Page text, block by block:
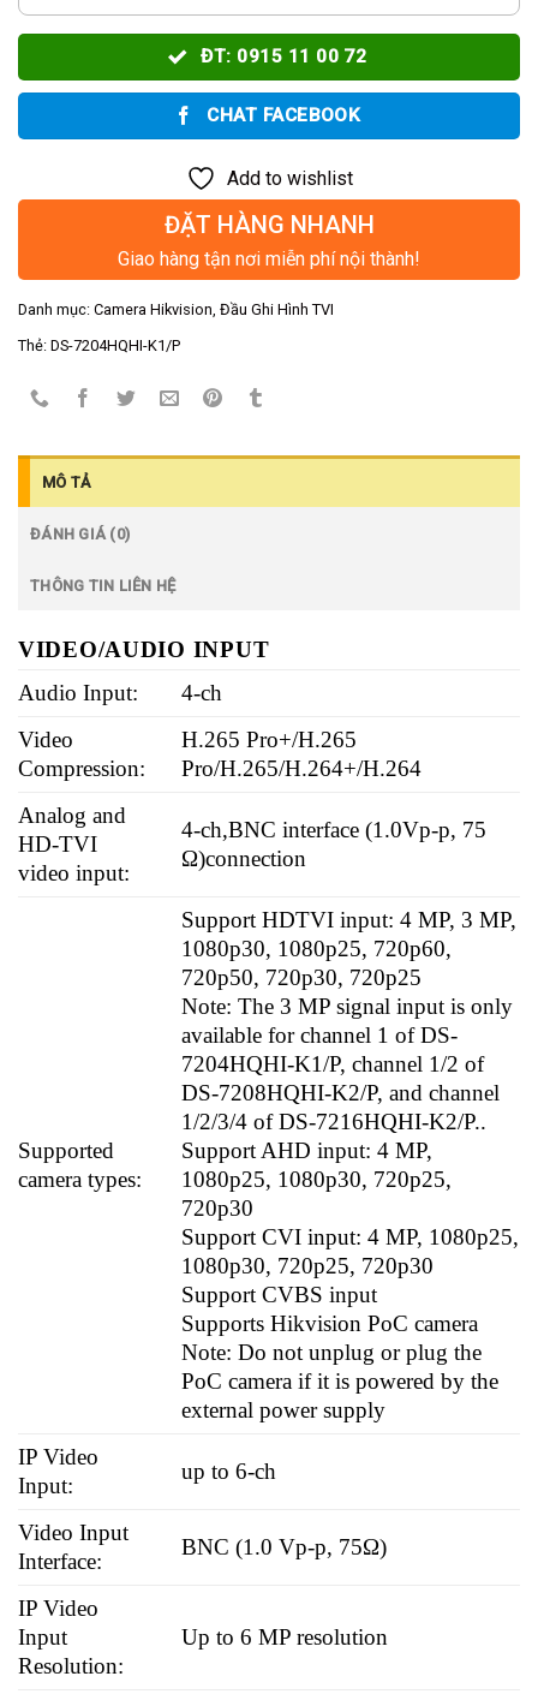
ĐT: 0915 11 00 72
CHAT FACEBOOK
Add to wishlist
ĐẶT HÀNG NHANH
Giao hàng tận nơi miễn phí nội thành!
Danh mục: Camera Hikvision, Đầu Ghi Hình TVI
Thẻ: DS-7204HQHI-K1/P
MÔ TẢ
ĐÁNH GIÁ (0)
THÔNG TIN LIÊN HỆ
VIDEO/AUDIO INPUT
Audio Input:
4-ch
Video
Compression:
H.265 Pro+/H.265
Pro/H.265/H.264+/H.264
Analog and
HD-TVI
video input:
4-ch,BNC interface (1.0Vp-p, 75
Ω)connection
Supported
camera types:
Support HDTVI input: 4 MP, 3 MP,
1080p30, 1080p25, 720p60,
720p50, 720p30, 720p25
Note: The 3 MP signal input is only
available for channel 1 of DS-
7204HQHI-K1/P, channel 1/2 of
DS-7208HQHI-K2/P, and channel
1/2/3/4 of DS-7216HQHI-K2/P..
Support AHD input: 4 MP,
1080p25, 1080p30, 720p25,
720p30
Support CVI input: 4 MP, 1080p25,
1080p30, 720p25, 720p30
Support CVBS input
Supports Hikvision PoC camera
Note: Do not unplug or plug the
PoC camera if it is powered by the
external power supply
IP Video
Input:
up to 6-ch
Video Input
Interface:
BNC (1.0 Vp-p, 75Ω)
IP Video
Input
Resolution:
Up to 6 MP resolution